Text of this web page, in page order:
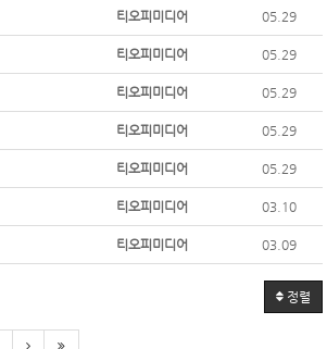
티오피미디어 05.29
티오피미디어 05.29
티오피미디어 05.29
티오피미디어 05.29
티오피미디어 05.29
티오피미디어 03.10
티오피미디어 03.09
정렬